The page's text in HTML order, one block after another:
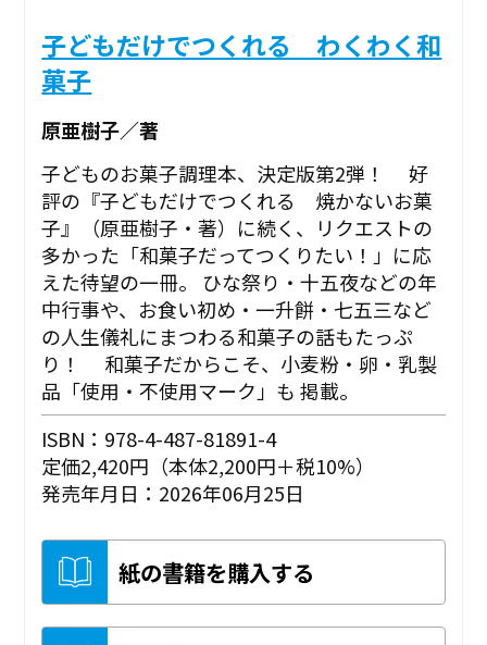
子どもだけでつくれる わくわく和
菓子
原亜樹子／著
子どものお菓子調理本、決定版第2弾！ 好
評の『子どもだけでつくれる 焼かないお菓
子』（原亜樹子・著）に続く、リクエストの
多かった「和菓子だってつくりたい！」に応
えた待望の一冊。 ひな祭り・十五夜などの年
中行事や、お食い初め・一升餅・七五三など
の人生儀礼にまつわる和菓子の話もたっぷ
り！ 和菓子だからこそ、小麦粉・卵・乳製
品「使用・不使用マーク」も 掲載。
ISBN：978-4-487-81891-4
定価2,420円（本体2,200円＋税10%）
発売年月日：2026年06月25日
紙の書籍を購入する